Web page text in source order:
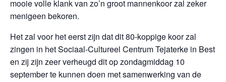
mooie volle klank van zo’n groot mannenkoor zal zeker
menigeen bekoren.
Het zal voor het eerst zijn dat dit 80-koppige koor zal
zingen in het Sociaal-Cultureel Centrum Tejaterke in Best
en zij zijn zeer verheugd dit op zondagmiddag 10
september te kunnen doen met samenwerking van de